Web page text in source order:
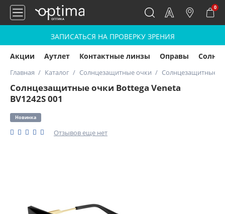
0
ЗАПИСАТЬСЯ НА ПРОВЕРКУ ЗРЕНИЯ
Акции Аутлет Контактные линзы Оправы
Главная Каталог Солнцезащитные очки Солнцезащитные
Солнцезащитные очки Bottega Veneta
BV1242S 001
Новинка
Отзывов еще нет